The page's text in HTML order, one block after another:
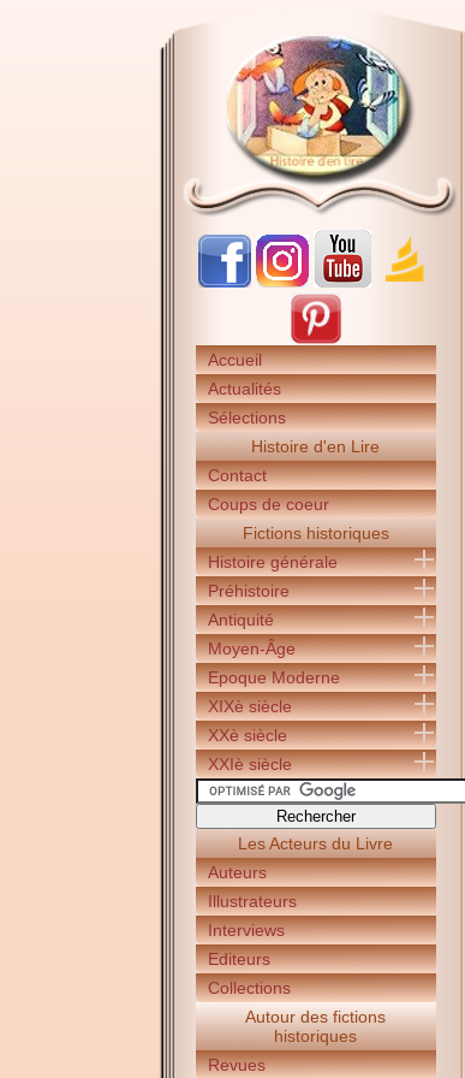
Accueil
Actualités
Sélections
Histoire d'en Lire
Contact
Coups de coeur
Fictions historiques
Histoire générale
Préhistoire
Antiquité
Moyen-Âge
Epoque Moderne
XIXè siècle
XXè siècle
XXIè siècle
Les Acteurs du Livre
Auteurs
Illustrateurs
Interviews
Editeurs
Collections
Autour des fictions
historiques
Revues